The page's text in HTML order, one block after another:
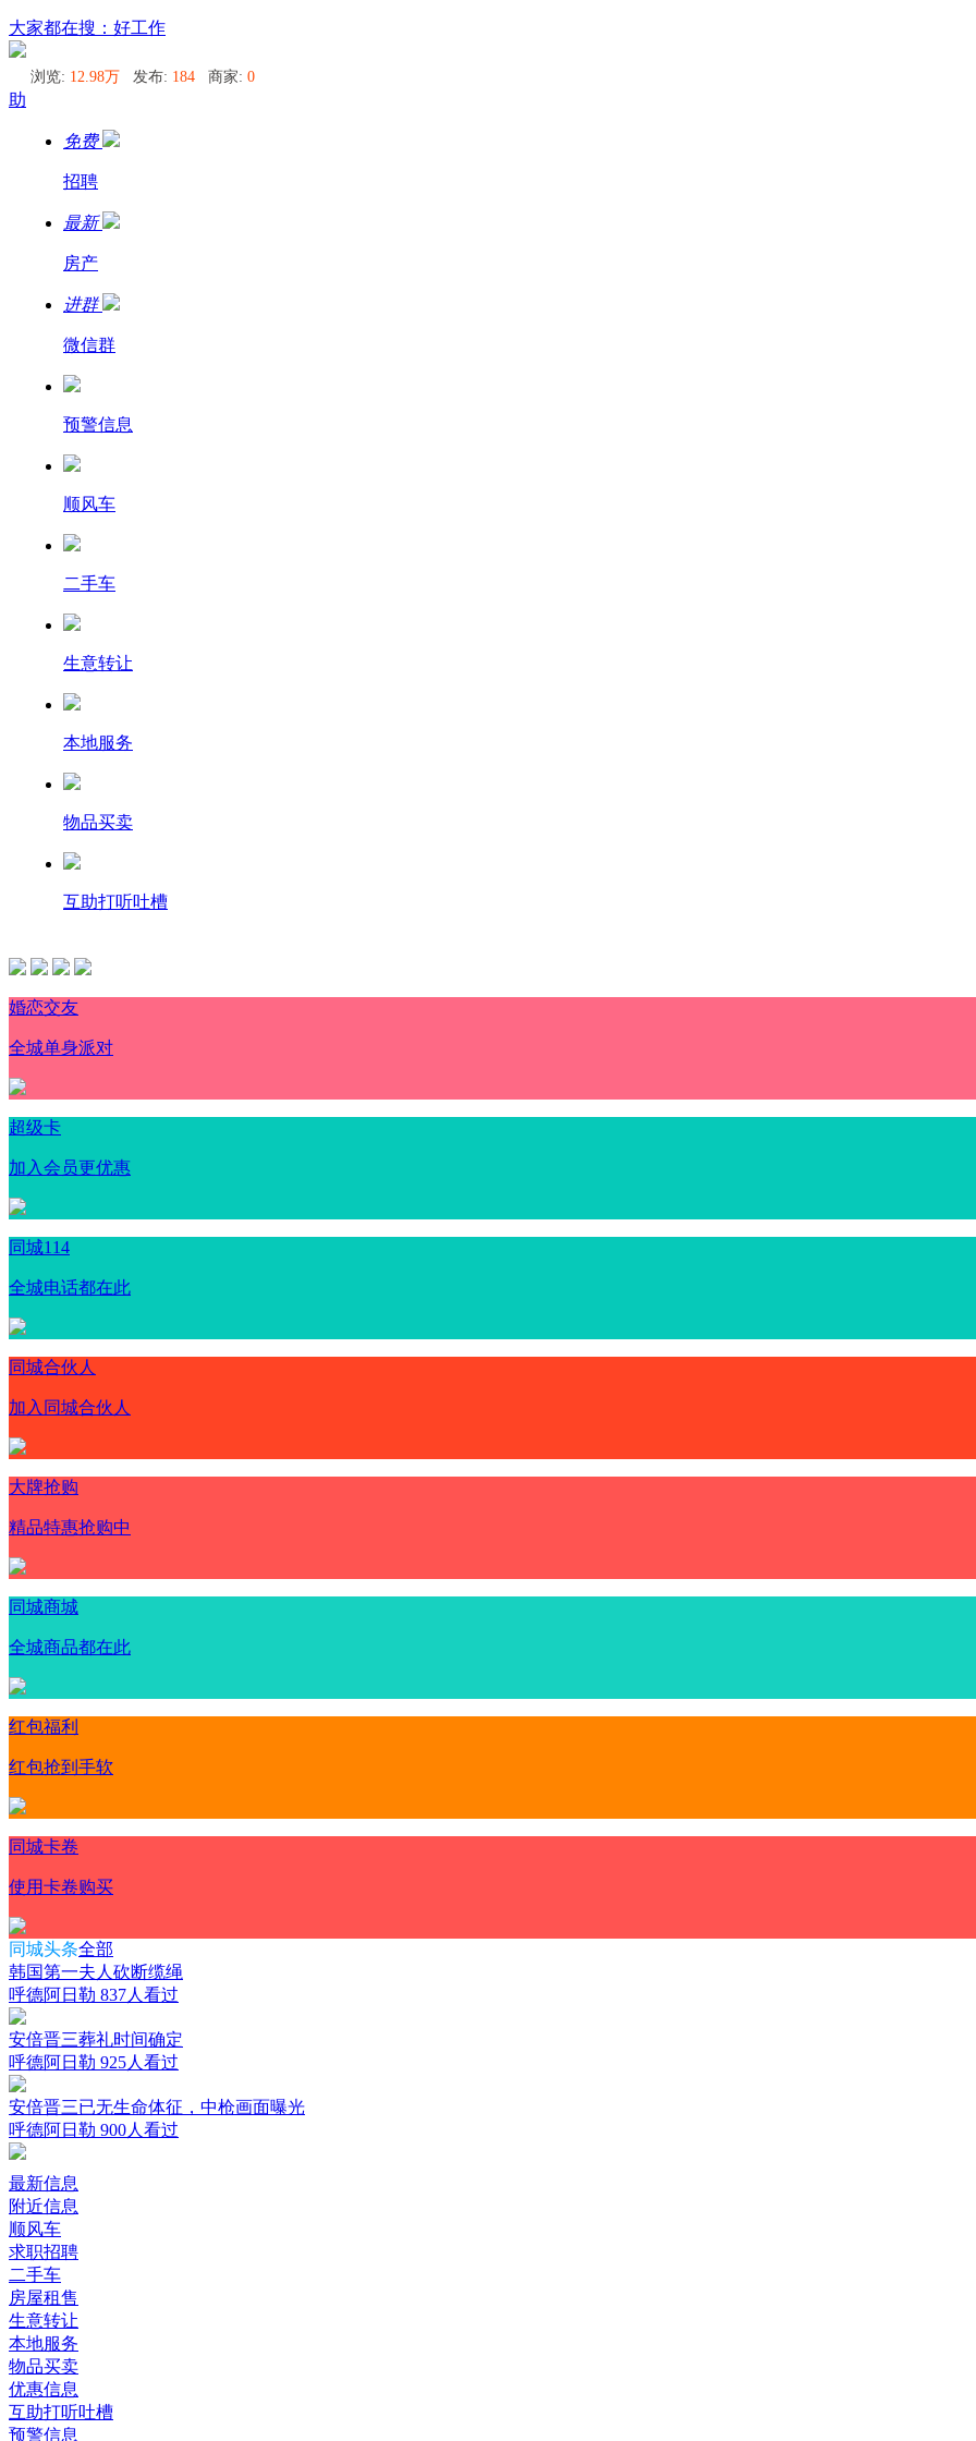
大家都在搜：好工作
浏览: 12.98万 发布: 184 商家: 0
助
免费
招聘
最新
房产
进群
微信群
预警信息
顺风车
二手车
生意转让
本地服务
物品买卖
互助打听吐槽
婚恋交友
全城单身派对
超级卡
加入会员更优惠
同城114
全城电话都在此
同城合伙人
加入同城合伙人
大牌抢购
精品特惠抢购中
同城商城
全城商品都在此
红包福利
红包抢到手软
同城卡卷
使用卡卷购买
同城头条全部
韩国第一夫人砍断缆绳
呼德阿日勒 837人看过
安倍晋三葬礼时间确定
呼德阿日勒 925人看过
安倍晋三已无生命体征，中枪画面曝光
呼德阿日勒 900人看过
最新信息
附近信息
顺风车
求职招聘
二手车
房屋租售
生意转让
本地服务
物品买卖
优惠信息
互助打听吐槽
预警信息